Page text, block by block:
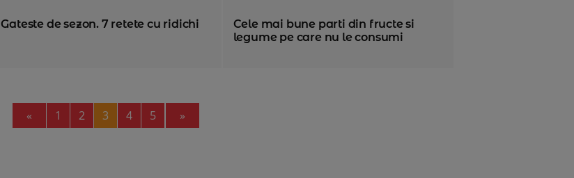
Gateste de sezon. 7 retete cu ridichi
Cele mai bune parti din fructe si
legume pe care nu le consumi
« Previous
1 2 3 4 5 »